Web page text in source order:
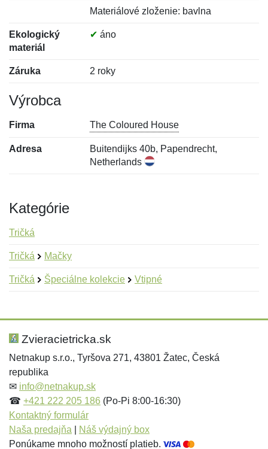
Materiálové zloženie: bavlna
Ekologický
materiál
✔ áno
Záruka 2 roky
Výrobca
Firma The Coloured House
Adresa
Buitendijks 40b, Papendrecht,
Netherlands
Kategórie
Tričká
Tričká Mačky
Tričká Špeciálne kolekcie Vtipné
Hodnotenie:
Meno:*
E-mail:
Meno:
E-mail:*
Správa*
Zvieracietricka.sk
Netnakup s.r.o., Tyršova 271, 43801 Žatec, Česká
republika
✉ info@netnakup.sk
☎ +421 222 205 186 (Po-Pi 8:00-16:30)
Kontaktný formulár
Naša predajňa
Náš výdajný box
Ponúkame mnoho možností platieb.